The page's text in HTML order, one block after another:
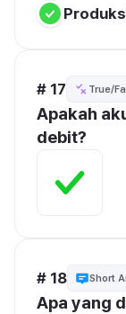
# 17 True/
Apakah
debit?
# 18 Short
Apa yang